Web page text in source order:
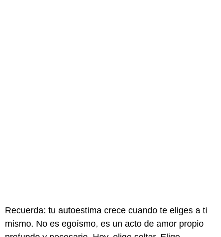
Recuerda: tu autoestima crece cuando te eliges a ti
mismo. No es egoísmo, es un acto de amor propio